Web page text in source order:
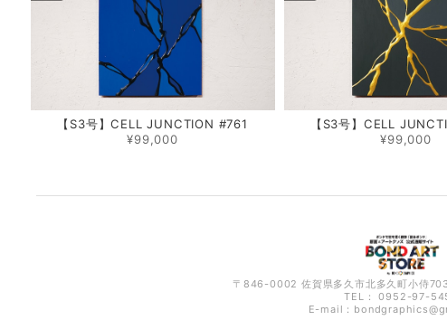
【S3号】CELL JUNCTION #761
¥99,000
【S3号】CELL
¥99,000
〒846-0002 佐賀県多久市北多久町小侍
TEL： 0952-97-
E-mail：